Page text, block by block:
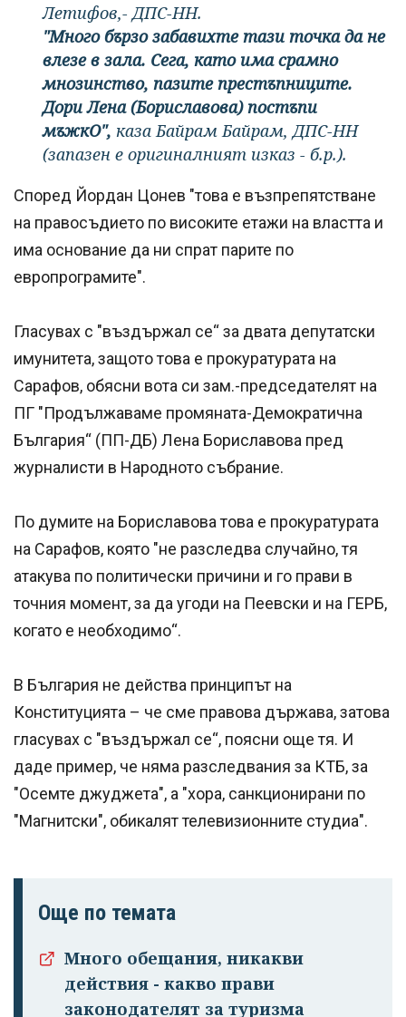
Летифов,- ДПС-НН.
"Много бързо забавихте тази точка да не
влезе в зала. Сега, като има срамно
мнозинство, пазите престъпниците.
Дори Лена (Бориславова) постъпи
мъжкО", каза Байрам Байрам, ДПС-НН
(запазен е оригиналният изказ - б.р.).
Според Йордан Цонев "това е възпрепятстване
на правосъдието по високите етажи на властта и
има основание да ни спрат парите по
европрограмите".
Гласувах с "въздържал се“ за двата депутатски
имунитета, защото това е прокуратурата на
Сарафов, обясни вота си зам.-председателят на
ПГ "Продължаваме промяната-Демократична
България“ (ПП-ДБ) Лена Бориславова пред
журналисти в Народното събрание.
По думите на Бориславова това е прокуратурата
на Сарафов, която "не разследва случайно, тя
атакува по политически причини и го прави в
точния момент, за да угоди на Пеевски и на ГЕРБ,
когато е необходимо“.
В България не действа принципът на
Конституцията – че сме правова държава, затова
гласувах с "въздържал се“, поясни още тя. И
даде пример, че няма разследвания за КТБ, за
"Осемте джуджета", а "хора, санкционирани по
"Магнитски", обикалят телевизионните студиа".
Още по темата
Много обещания, никакви
действия - какво прави
законодателят за туризма